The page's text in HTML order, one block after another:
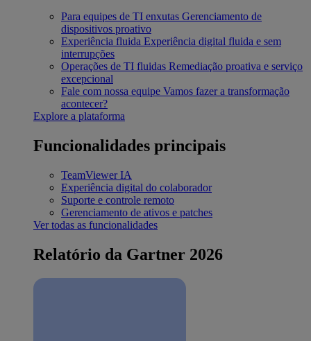
Para equipes de TI enxutas Gerenciamento de
dispositivos proativo
Experiência fluida Experiência digital fluida e sem
interrupções
Operações de TI fluidas Remediação proativa e serviço
excepcional
Fale com nossa equipe Vamos fazer a transformação
acontecer?
Explore a plataforma
Funcionalidades principais
TeamViewer IA
Experiência digital do colaborador
Suporte e controle remoto
Gerenciamento de ativos e patches
Ver todas as funcionalidades
Relatório da Gartner 2026